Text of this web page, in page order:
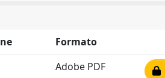
Formato
Adobe PDF